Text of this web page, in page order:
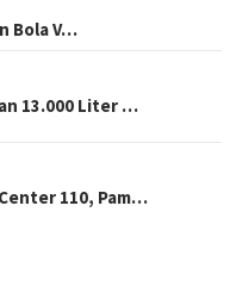
Bola V…
13.000 Liter …
110, Pam…